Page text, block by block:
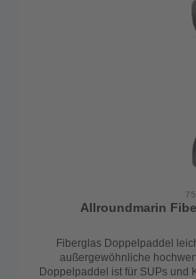
Allroundmarin
Fiberglas Doppelpaddel
außergewöhnliche
Doppelpaddel ist für SUPs und